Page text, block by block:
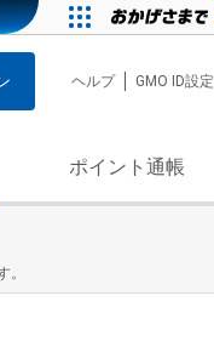
ヘルプ GMO ID設定
ポイント通帳